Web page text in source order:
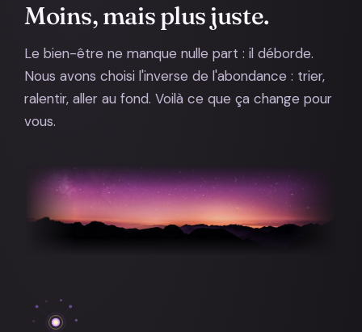
Moins, mais plus juste.
Le bien-être ne manque nulle part : il déborde.
Nous avons choisi l'inverse de l'abondance : trier,
ralentir, aller au fond. Voilà ce que ça change pour
vous.